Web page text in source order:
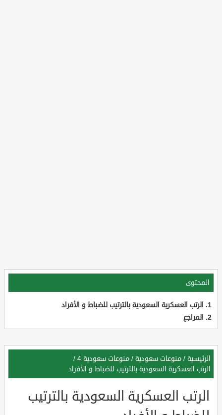
المحتوى
الرتب العسكرية السعودية بالترتيب للضباط و الأفراد
المراجع
الرئيسية / منوعات سعودية / منوعات سعودية 4
/
الرتب العسكرية السعودية بالترتيب للضباط و الأفراد
الرتب العسكرية السعودية بالترتيب